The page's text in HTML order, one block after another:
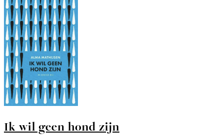
Ik wil geen hond zijn